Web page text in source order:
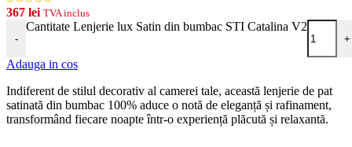
367 lei TVA inclus
-
Cantitate Lenjerie lux Satin din bumbac STI Catalina V2
+
Adauga in cos
Indiferent de stilul decorativ al camerei tale, această lenjerie de pat
satinată din bumbac 100% aduce o notă de eleganță și rafinament,
transformând fiecare noapte într-o experiență plăcută și relaxantă.